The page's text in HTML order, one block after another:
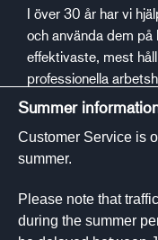
I över 30 år har vi
och använda dem
effektivaste, mest
professionella
säkra och trygga på
Social media
Summer
Customer Service is
summer.
Please note that
during the summer